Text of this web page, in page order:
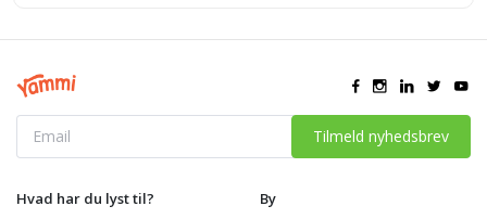
Tilmeld nyhedsbrev
Hvad har du lyst til? By